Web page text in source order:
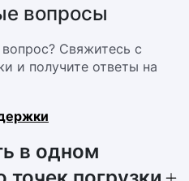
вопросы
Свяжитесь с
и получите ответы на
в одном